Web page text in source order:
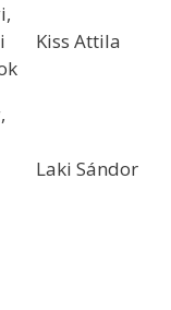
Kiss Attila
Laki Sándor